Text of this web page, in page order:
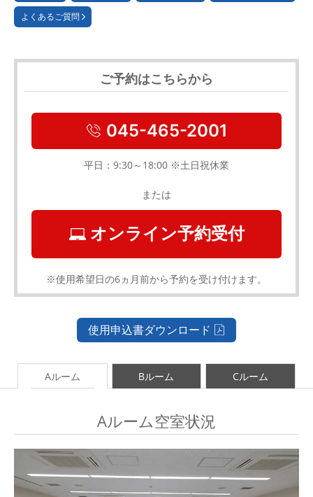
よくあるご質問
ご予約はこちらから
045-465-2001
平日：9:30～18:00 ※土日祝休業
または
オンライン予約受付
※使用希望日の6ヵ月前から予約を受け付けます。
使用申込書ダウンロード
Aルーム Bルーム Cルーム
Aルーム空室状況